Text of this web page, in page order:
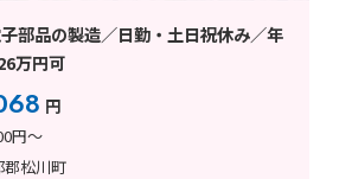
子部品の製造／日勤・土日祝休み／年
万円可
円
円～
郡松川町